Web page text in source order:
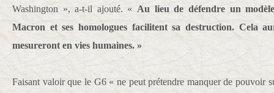
Washington », a-t-il ajouté. « Au lieu de défendre un
Macron et ses homologues facilitent sa destruction. Cela
mesureront en vies humaines. »
Faisant valoir que le G6 « ne peut prétendre manquer de pouvoir